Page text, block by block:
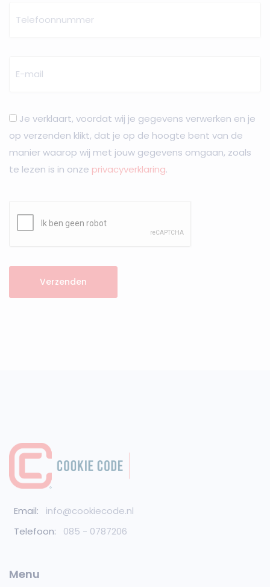
Je verklaart, voordat wij je gegevens verwerken en je
op verzenden klikt, dat je op de hoogte bent van de
manier waarop wij met jouw gegevens omgaan, zoals
te lezen is in onze privacyverklaring.
Verzenden
Email:
info@cookiecode.nl
Telefoon:
085 - 0787206
Menu